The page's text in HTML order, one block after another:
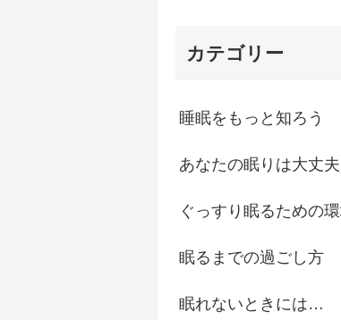
カテゴリー
睡眠をもっと知ろう
あなたの眠りは大丈夫
ぐっすり眠るための
眠るまでの過ごし方
眠れないときには…